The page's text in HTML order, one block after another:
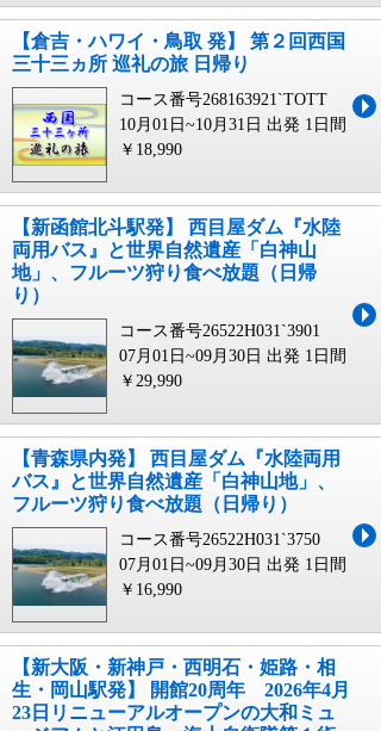
【倉吉・ハワイ・鳥取 発】 第２回西国
三十三ヵ所 巡礼の旅 日帰り
コース番号268163921`TOTT
10月01日~10月31日 出発 1日間
￥18,990
【新函館北斗駅発】 西目屋ダム『水陸
両用バス』と世界自然遺産「白神山
地」、フルーツ狩り食べ放題（日帰
り）
コース番号26522H031`3901
07月01日~09月30日 出発 1日間
￥29,990
【青森県内発】 西目屋ダム『水陸両用
バス』と世界自然遺産「白神山地」、
フルーツ狩り食べ放題（日帰り）
コース番号26522H031`3750
07月01日~09月30日 出発 1日間
￥16,990
【新大阪・新神戸・西明石・姫路・相
生・岡山駅発】 開館20周年 2026年4月
23日リニューアルオープンの大和ミュ